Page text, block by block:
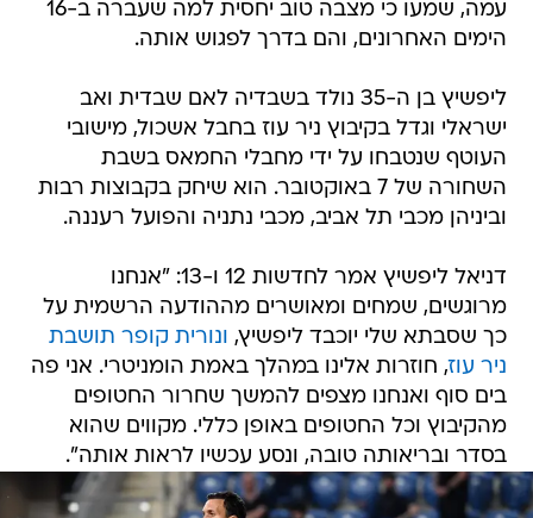
עמה, שמעו כי מצבה טוב יחסית למה שעברה ב-16
הימים האחרונים, והם בדרך לפגוש אותה.
ליפשיץ בן ה-35 נולד בשבדיה לאם שבדית ואב
ישראלי וגדל בקיבוץ ניר עוז בחבל אשכול, מישובי
העוטף שנטבחו על ידי מחבלי החמאס בשבת
השחורה של 7 באוקטובר. הוא שיחק בקבוצות רבות
וביניהן מכבי תל אביב, מכבי נתניה והפועל רעננה.
דניאל ליפשיץ אמר לחדשות 12 ו-13: "אנחנו
מרוגשים, שמחים ומאושרים מההודעה הרשמית על
כך שסבתא שלי יוכבד ליפשיץ, ונורית קופר תושבת
ניר עוז, חוזרות אלינו במהלך באמת הומניטרי. אני פה
בים סוף ואנחנו מצפים להמשך שחרור החטופים
מהקיבוץ וכל החטופים באופן כללי. מקווים שהוא
בסדר ובריאותה טובה, ונסע עכשיו לראות אותה".